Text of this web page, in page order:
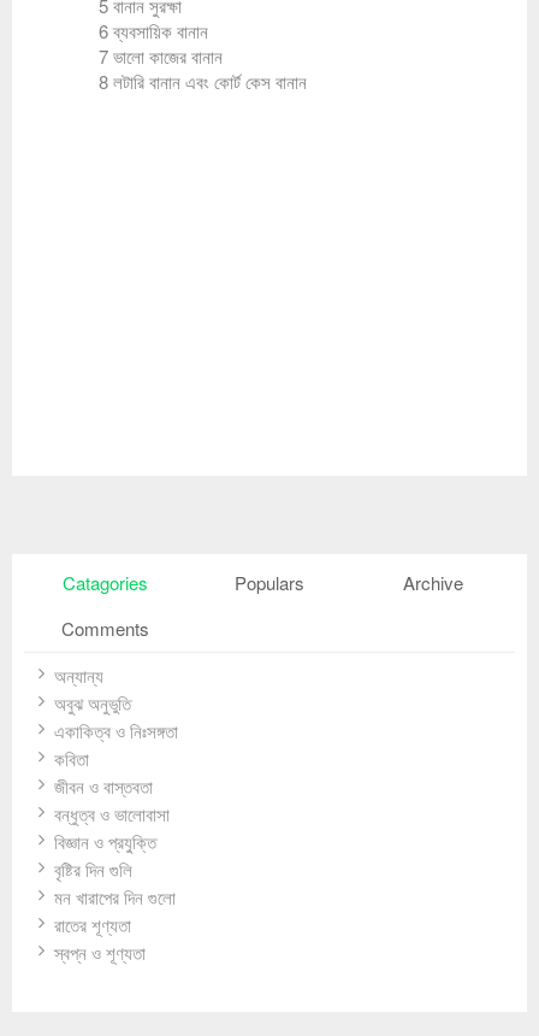
5 বানান সুরক্ষা
6 ব্যবসায়িক বানান
7 ভালো কাজের বানান
8 লটারি বানান এবং কোর্ট কেস বানান
Catagories Populars
Archive
Comments
অন্যান্য
অবুঝ অনুভুতি
একাকিত্ব ও নিঃসঙ্গতা
কবিতা
জীবন ও বাস্তবতা
বন্ধুত্ব ও ভালোবাসা
বিজ্ঞান ও প্রযু্ক্তি
বৃষ্টির দিন গুলি
মন খারাপের দিন গুলো
রাতের শূণ্যতা
স্বপ্ন ও শূণ্যতা